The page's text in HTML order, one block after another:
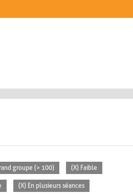
groupe (> 100) (X) Faible
(X) En plusieurs séances